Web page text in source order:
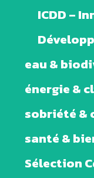
ICDD –
eau &
énergie &
sobriété &
santé &
Sélection